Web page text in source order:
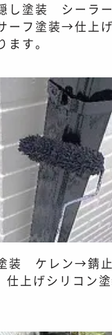
し塗装 シーラ
ーフ塗装→仕上
ます。
装 ケレン→錆止
仕上げシリコン